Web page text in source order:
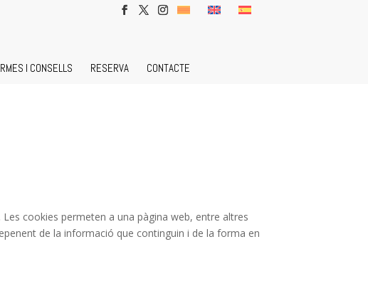
I CONSELLS RESERVA CONTACTE
cookies permeten a una pàgina web, entre altres
de la informació que continguin i de la forma en